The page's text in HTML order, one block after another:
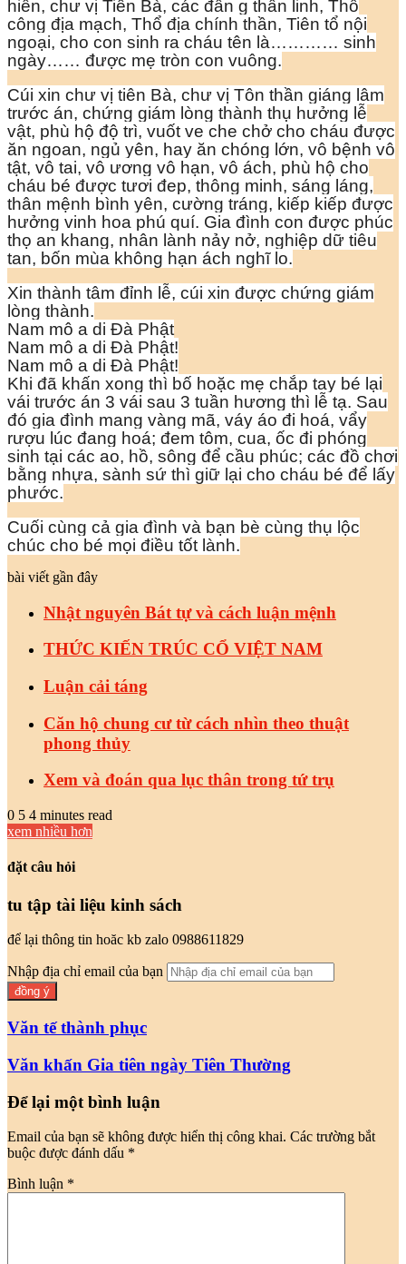
hiền, chư vị Tiên Bà, các đấn g thần linh, Thổ
công địa mạch, Thổ địa chính thần, Tiên tổ nội
ngoại, cho con sinh ra cháu tên là………… sinh
ngày…… được mẹ tròn con vuông.
Cúi xin chư vị tiên Bà, chư vị Tôn thần giáng lâm
trước án, chứng giám lòng thành thụ hưởng lễ
vật, phù hộ độ trì, vuốt ve che chở cho cháu được
ăn ngoan, ngủ yên, hay ăn chóng lớn, vô bệnh vô
tật, vô tai, vô ương vô hạn, vô ách, phù hộ cho
cháu bé được tươi đep, thông minh, sáng láng,
thân mệnh bình yên, cường tráng, kiếp kiếp được
hưởng vinh hoa phú quí. Gia đình con được phúc
thọ an khang, nhân lành nảy nở, nghiệp dữ tiêu
tan, bốn mùa không hạn ách nghĩ lo.
Xin thành tâm đỉnh lễ, cúi xin được chứng giám
lòng thành.
Nam mô a di Đà Phật
Nam mô a di Đà Phật!
Nam mô a di Đà Phật!
Khi đã khấn xong thì bố hoặc mẹ chắp tay bé lại
vái trước án 3 vái sau 3 tuần hương thì lễ tạ. Sau
đó gia đình mang vàng mã, váy áo đi hoá, vẩy
rượu lúc đang hoá; đem tôm, cua, ốc đi phóng
sinh tại các ao, hồ, sông để cầu phúc; các đồ chơi
bằng nhựa, sành sứ thì giữ lại cho cháu bé để lấy
phước.
Cuối cùng cả gia đình và bạn bè cùng thụ lộc
chúc cho bé mọi điều tốt lành.
bài viết gần đây
Nhật nguyên Bát tự và cách luận mệnh
THỨC KIẾN TRÚC CỔ VIỆT NAM
Luận cải táng
Căn hộ chung cư từ cách nhìn theo thuật
phong thủy
Xem và đoán qua lục thân trong tứ trụ
0 5 4 minutes read
xem nhiều hơn
đặt câu hỏi
tu tập tài liệu kinh sách
để lại thông tin hoăc kb zalo 0988611829
Nhập địa chỉ email của bạn
Văn tế thành phục
Văn khấn Gia tiên ngày Tiên Thường
Để lại một bình luận
Email của bạn sẽ không được hiển thị công khai. Các trường bắt
buộc được đánh dấu *
Bình luận *